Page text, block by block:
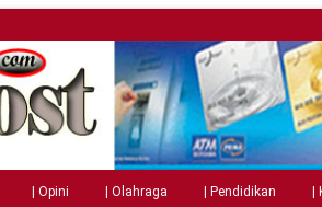
| Opini | Olahraga | Pendidikan |